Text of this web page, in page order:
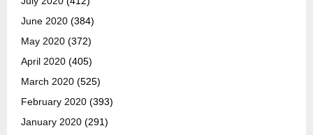
June 2020 (384)
May 2020 (372)
April 2020 (405)
March 2020 (525)
February 2020 (393)
January 2020 (291)